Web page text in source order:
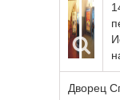
Дворец